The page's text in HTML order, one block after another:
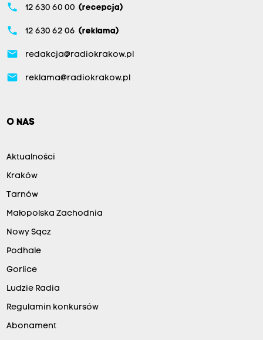
phone 12 630 60 00 (recepcja)
phone 12 630 62 06 (reklama)
email redakcja@radiokrakow.pl
email reklama@radiokrakow.pl
O NAS
Aktualności
Kraków
Tarnów
Małopolska Zachodnia
Nowy Sącz
Podhale
Gorlice
Ludzie Radia
Regulamin konkursów
Abonament